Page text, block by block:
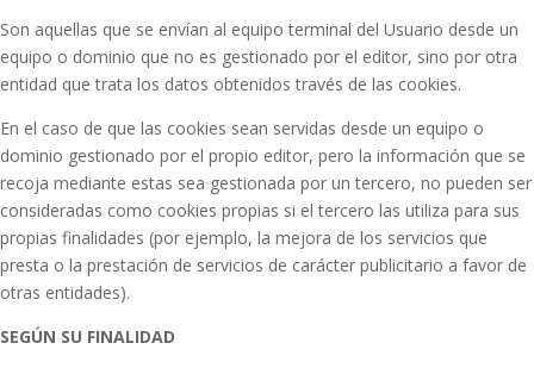
Son aquellas que se envían al equipo terminal del Usuario desde un
equipo o dominio que no es gestionado por el editor, sino por otra
entidad que trata los datos obtenidos través de las cookies.
En el caso de que las cookies sean servidas desde un equipo o
dominio gestionado por el propio editor, pero la información que se
recoja mediante estas sea gestionada por un tercero, no pueden ser
consideradas como cookies propias si el tercero las utiliza para sus
propias finalidades (por ejemplo, la mejora de los servicios que
presta o la prestación de servicios de carácter publicitario a favor de
otras entidades).
SEGÚN SU FINALIDAD